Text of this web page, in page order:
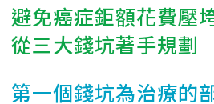
避免癌症鉅額花費壓
從三大錢坑著手規劃
第一個錢坑為治療的